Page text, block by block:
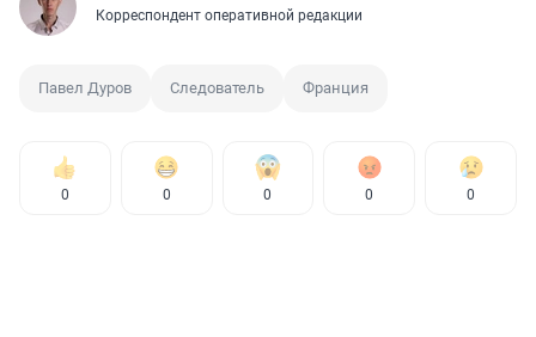
Корреспондент оперативной редакции
Павел Дуров Следователь Франция
0 0 0 0 0